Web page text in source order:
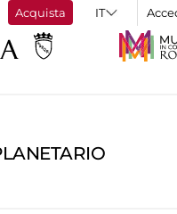
Acquista